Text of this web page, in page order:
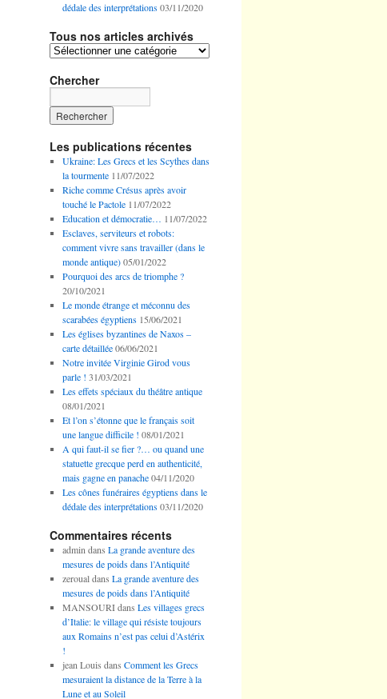
dédale des interprétations 03/11/2020
Tous nos articles archivés
Tous
articles
Chercher
Les publications récentes
Ukraine: Les Grecs et les Scythes dans
la tourmente 11/07/2022
Riche comme Crésus après avoir
touché le Pactole 11/07/2022
Education et démocratie… 11/07/2022
Esclaves, serviteurs et robots:
comment vivre sans travailler (dans le
monde antique) 05/01/2022
Pourquoi des arcs de triomphe ?
20/10/2021
Le monde étrange et méconnu des
scarabées égyptiens 15/06/2021
Les églises byzantines de Naxos –
carte détaillée 06/06/2021
Notre invitée Virginie Girod vous
parle ! 31/03/2021
Les effets spéciaux du théâtre antique
08/01/2021
Et l’on s’étonne que le français soit
une langue difficile ! 08/01/2021
A qui faut-il se fier ?… ou quand une
statuette grecque perd en authenticité,
mais gagne en panache 04/11/2020
Les cônes funéraires égyptiens dans le
dédale des interprétations 03/11/2020
Commentaires récents
admin dans La grande aventure des
mesures de poids dans l’Antiquité
zeroualdans La grande aventure des
mesures de poids dans l’Antiquité
MANSOURIdans Les villages grecs
d’Italie: le village qui résiste toujours
aux Romains n’est pas celui d’Astérix
!
jean Louis dans Comment les Grecs
mesuraient la distance de la Terre à la
Lune et au Soleil